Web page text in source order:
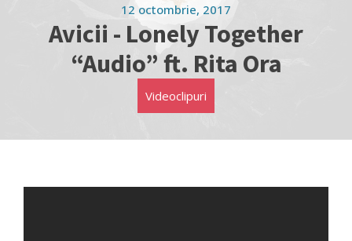
12 octombrie, 2017
Avicii - Lonely Together
“Audio” ft. Rita Ora
Videoclipuri